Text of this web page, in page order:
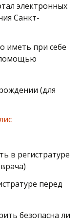
электронных
Санкт-
иметь при себе
(для
в регистратуре
перед
безопасна ли